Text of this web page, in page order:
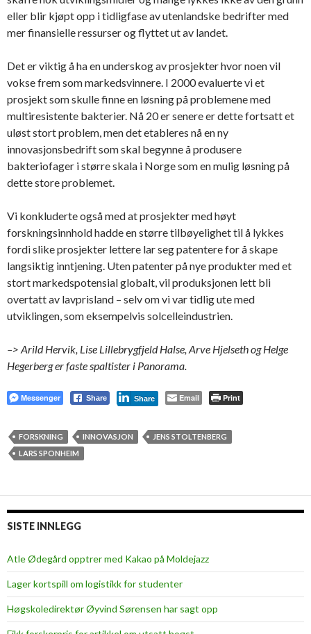
eller blir kjøpt opp i tidligfase av utenlandske bedrifter med
mer finansielle ressurser og flyttet ut av landet.
Det er viktig å ha en underskog av prosjekter hvor noen vil
vokse frem som markedsvinnere. I 2000 evaluerte vi et
prosjekt som skulle finne en løsning på problemene med
multiresistente bakterier. Nå 20 er senere er dette fortsatt et
uløst stort problem, men det etableres nå en ny
innovasjonsbedrift som skal begynne å produsere
bakteriofager i større skala i Norge som en mulig løsning på
dette store problemet.
Vi konkluderte også med at prosjekter med høyt
forskningsinnhold hadde en større tilbøyelighet til å lykkes
fordi slike prosjekter lettere lar seg patentere for å skape
langsiktig inntjening. Uten patenter på nye produkter med et
stort markedspotensial globalt, vil produksjonen lett bli
overtatt av lavprisland – selv om vi var tidlig ute med
utviklingen, som eksempelvis solcelleindustrien.
–> Arild Hervik, Lise Lillebrygfjeld Halse, Arve Hjelseth og Helge
Hegerberg er faste spaltister i Panorama.
Messenger Share Share Email Print
FORSKNING INNOVASJON
JENS STOLTENBERG
LARS SPONHEIM
SISTE INNLEGG
Atle Ødegård opptrer med Kakao på Moldejazz
Lager kortspill om logistikk for studenter
Høgskoledirektør Øyvind Sørensen har sagt opp